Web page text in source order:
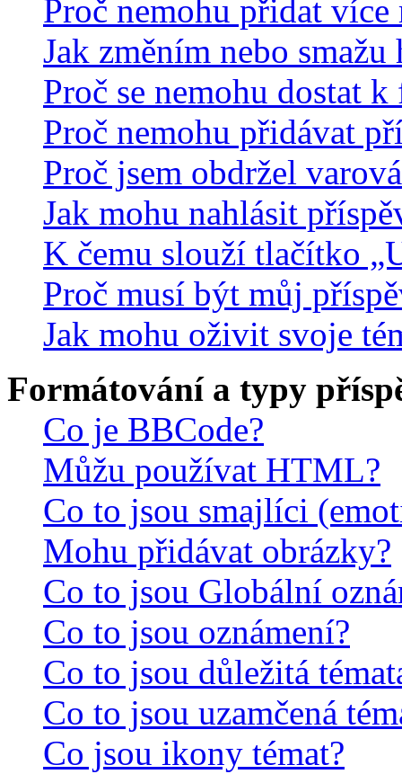
Proč nemohu přidat
Jak změním nebo smažu
Proč se nemohu dostat k
Proč nemohu přidávat
Proč jsem obdržel
Jak mohu nahlásit
K čemu slouží tlačítko
Proč musí být můj
Jak mohu oživit svoje
Formátování a typy
Co je BBCode?
Můžu používat HTML?
Co to jsou smajlíci
Mohu přidávat obrázky?
Co to jsou Globální
Co to jsou oznámení?
Co to jsou důležitá
Co to jsou uzamčená
Co jsou ikony témat?